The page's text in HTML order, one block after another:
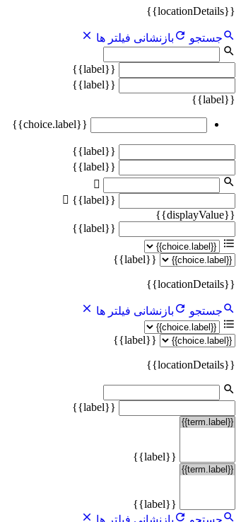
{{locationDetails}}
جستجو بازنشانی فیلتر ها
{{label}}
{{label}}
{{label}}
{{choice.label}}
{{label}}
{{label}}
{{label}}
{{displayValue}}
{{label}}
{{label}}
{{locationDetails}}
جستجو بازنشانی فیلتر ها
{{label}}
{{locationDetails}}
{{label}}
{{label}}
{{label}}
جستجو
بازنشانی فیلتر ها